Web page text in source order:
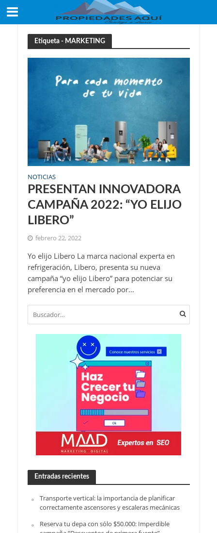
Etiqueta - MARKETING
NOTICIAS
PRESENTAN INNOVADORA
CAMPAÑA 2022: “YO ELIJO
LIBERO”
febrero 22, 2022
Yo elijo Libero La marca nacional experta en
refrigeración, Libero, presenta su nueva
campaña “yo elijo Libero” para potenciar su
preferencia en el mercado por...
Entradas recientes
Transporte vertical: la importancia de planificar
correctamente ascensores y escaleras mecánicas
Reserva tu depa con sólo $50.000: Imperdible